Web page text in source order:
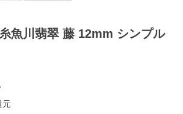
糸魚川翡翠 藤 12mm シンプル
元